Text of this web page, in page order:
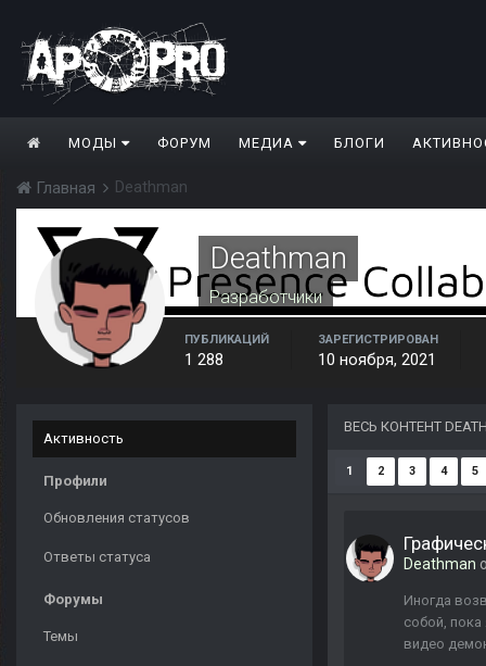
МОДЫ ФОРУМ МЕДИА БЛОГИ
Главная Deathman
Deathman
Разработчики
ПУБЛИКАЦИЙ
1 288
ЗАРЕГИСТРИРОВАН
10 ноября, 2021
Активность
Профили
Обновления статусов
Ответы статуса
Форумы
Темы
ВЕСЬ КОНТЕНТ
1 2 3 4 5
Deathman
Иногда
собой,
видео